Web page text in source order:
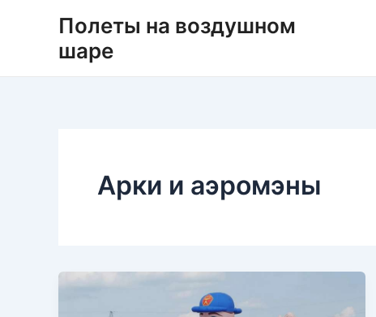
содержимому
Полеты на воздушном
шаре
Арки и аэромэны
навигация
записи